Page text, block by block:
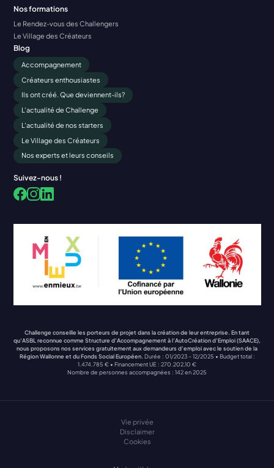
Nos formations
Le Rendez-vous des Challengers
Le Village des Créateurs
Blog
Accompagnement
Créateurs enthousiastes
Ils ont créé. Que deviennent-ils?
L'actualité de Challenge
L'actualité de nos starters
Le Village des Créateurs
Nos experts et leurs conseils
Suivez-nous !
Challenge conseille les porteurs de projet dans la création de leur entreprise. En tant
qu’ASBL reconnue comme Structure d’Accompagnement à l’AutoCréation d’Emploi (SAACE),
nous proposons nos services gratuitement aux demandeurs d’emploi avec le soutien de la
Région Wallonne et du Fonds Social Européen. Durée : 01/2023 – 12/2025 • Budget total :
1.474.785 € • Financement UE : 270.202,10 €
Nombre de personnes accompagnées : 142 en 2025
Vie privée
Disclaimer
Cookies